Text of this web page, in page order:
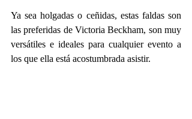
Ya sea holgadas o ceñidas, estas faldas son
las preferidas de Victoria Beckham, son muy
versátiles e ideales para cualquier evento a
los que ella está acostumbrada asistir.